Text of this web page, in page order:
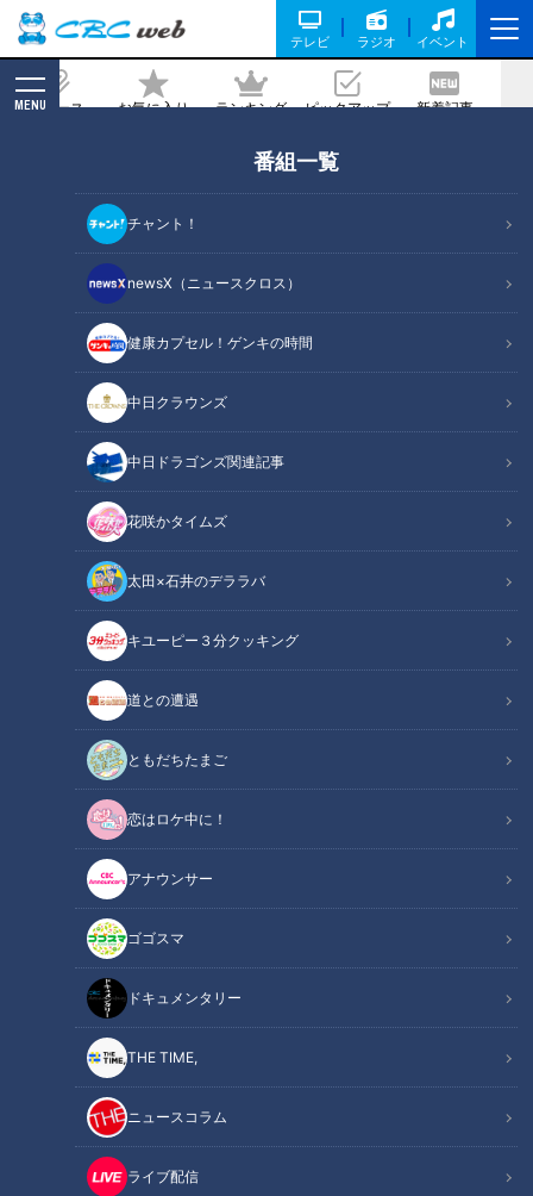
テレビ ラジオ イベント
ニュース お気に入り ランキング ピックアップ 新着記事
MENU
番組一覧
チャント！
newsX（ニュースクロス）
健康カプセル！ゲンキの時間
中日クラウンズ
中日ドラゴンズ関連記事
花咲かタイムズ
太田×石井のデララバ
キユーピー３分クッキング
道との遭遇
ともだちたまご
恋はロケ中に！
アナウンサー
ゴゴスマ
ドキュメンタリー
THE TIME,
ニュースコラム
ライブ配信
遭遇」のオリジナルTシャツ& キャップ
が登場！
記事に戻る
道だけをひたすら紹介する番組「道との遭遇」のオリジナルTシャツ&
キャップが登場！
この記事の画像（全1枚）
この記事を見たあなたへのおすすめ
【四国一周】軽トラ女子三田が
松山から下道で一周！グルメ＆
絶景ドライブ⑱